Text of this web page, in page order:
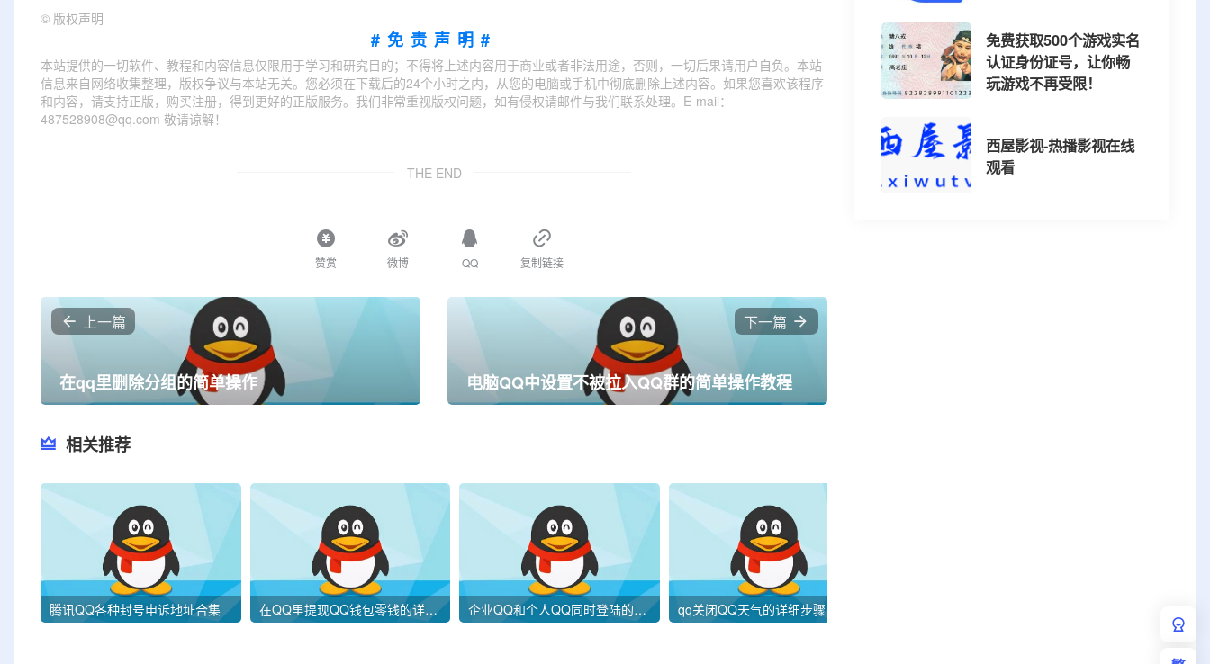
© 版权声明
#免责声明#
本站提供的一切软件、教程和内容信息仅限用于学习和研究目的；不得将上述内容用于商业或者非法用途，否则，一切后果请用户自负。本站
信息来自网络收集整理，版权争议与本站无关。您必须在下载后的24个小时之内，从您的电脑或手机中彻底删除上述内容。如果您喜欢该程序
和内容，请支持正版，购买注册，得到更好的正版服务。我们非常重视版权问题，如有侵权请邮件与我们联系处理。E-mail：
487528908@qq.com 敬请谅解！
THE END
赞赏 微博 QQ 复制链接
上一篇
在qq里删除分组的简单操作
下一篇
电脑QQ中设置不被拉入QQ群的简单操作教程
相关推荐
腾讯QQ各种封号申诉地址合集 在QQ里提现QQ钱包零钱的详细操作 企业QQ和个人QQ同时登陆的操作方法 qq关闭QQ天气的详细步骤
免费获取500个游戏实名
认证身份证号，让你畅
玩游戏不再受限！
西屋影视-热播影视在线
观看